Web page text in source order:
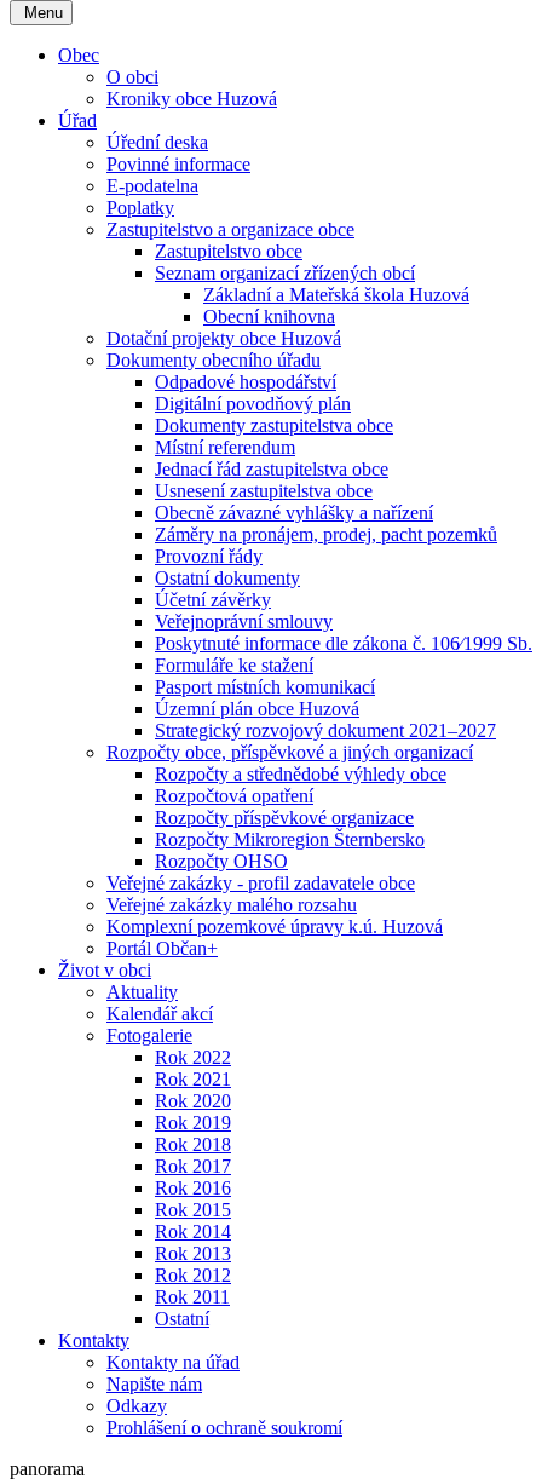
Menu
Obec
O obci
Kroniky obce Huzová
Úřad
Úřední deska
Povinné informace
E-podatelna
Poplatky
Zastupitelstvo a organizace obce
Zastupitelstvo obce
Seznam organizací zřízených obcí
Základní a Mateřská škola Huzová
Obecní knihovna
Dotační projekty obce Huzová
Dokumenty obecního úřadu
Odpadové hospodářství
Digitální povodňový plán
Dokumenty zastupitelstva obce
Místní referendum
Jednací řád zastupitelstva obce
Usnesení zastupitelstva obce
Obecně závazné vyhlášky a nařízení
Záměry na pronájem, prodej, pacht pozemků
Provozní řády
Ostatní dokumenty
Účetní závěrky
Veřejnoprávní smlouvy
Poskytnuté informace dle zákona č. 106⁄1999 Sb.
Formuláře ke stažení
Pasport místních komunikací
Územní plán obce Huzová
Strategický rozvojový dokument 2021–2027
Rozpočty obce, příspěvkové a jiných organizací
Rozpočty a střednědobé výhledy obce
Rozpočtová opatření
Rozpočty příspěvkové organizace
Rozpočty Mikroregion Šternbersko
Rozpočty OHSO
Veřejné zakázky - profil zadavatele obce
Veřejné zakázky malého rozsahu
Komplexní pozemkové úpravy k.ú. Huzová
Portál Občan+
Život v obci
Aktuality
Kalendář akcí
Fotogalerie
Rok 2022
Rok 2021
Rok 2020
Rok 2019
Rok 2018
Rok 2017
Rok 2016
Rok 2015
Rok 2014
Rok 2013
Rok 2012
Rok 2011
Ostatní
Kontakty
Kontakty na úřad
Napište nám
Odkazy
Prohlášení o ochraně soukromí
panorama